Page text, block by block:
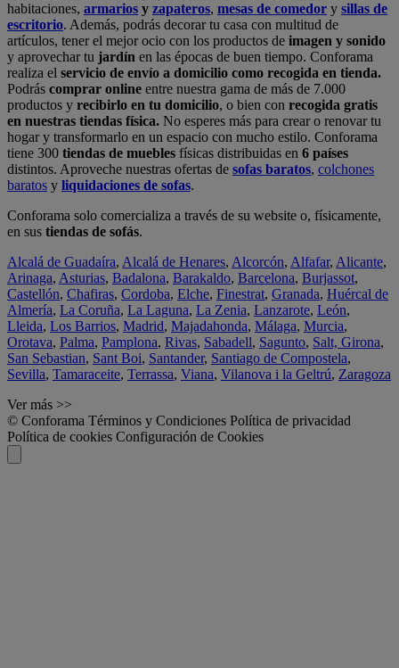
habitaciones, armarios y zapateros, mesas de comedor y sillas de
escritorio. Además, podrás decorar tu casa con multitud de
artículos, tener el mejor ocio con los productos de imagen y sonido
y aprovechar tu jardín en las épocas de buen tiempo. Conforama
realiza el servicio de envío a domicilio como recogida en tienda.
Podrás comprar online entre nuestra gama de más de 7.000
productos y recibirlo en tu domicilio, o bien con recogida gratis
en nuestras tiendas física. No esperes más para crear o renovar tu
hogar y transformarlo en un espacio con mucho estilo. Conforama
tiene 300 tiendas de muebles físicas distribuidas en 6 países
distintos. Aproveche nuestras ofertas de sofas baratos, colchones
baratos y liquidaciones de sofas.
Conforama solo comercializa a través de su website o, físicamente,
en sus tiendas de sofás.
Alcalá de Guadaíra, Alcalá de Henares, Alcorcón, Alfafar, Alicante,
Arinaga, Asturias, Badalona, Barakaldo, Barcelona, Burjassot,
Castellón, Chafiras, Cordoba, Elche, Finestrat, Granada, Huércal de
Almería, La Coruña, La Laguna, La Zenia, Lanzarote, León,
Lleida, Los Barrios, Madrid, Majadahonda, Málaga, Murcia,
Orotava, Palma, Pamplona, Rivas, Sabadell, Sagunto, Salt, Girona,
San Sebastian, Sant Boi, Santander, Santiago de Compostela,
Sevilla, Tamaraceite, Terrassa, Viana, Vilanova i la Geltrú, Zaragoza
Ver más >>
© Conforama Términos y Condiciones Política de privacidad
Política de cookies Configuración de Cookies